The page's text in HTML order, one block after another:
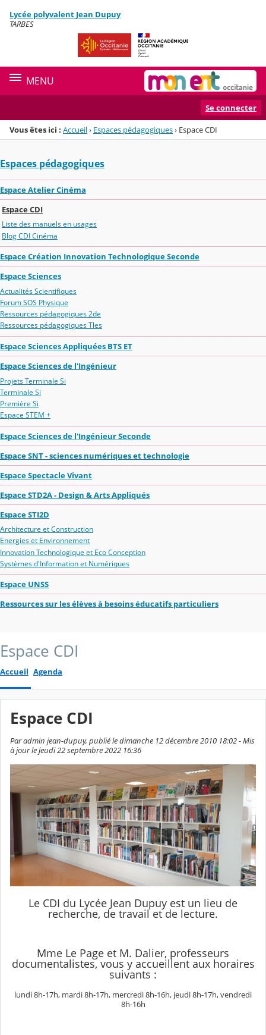
Menu de la rubrique
Contenu
Lycée polyvalent Jean Dupuy
TARBES
MENU
Se connecter
Vous êtes ici : Accueil› Espaces pédagogiques› Espace CDI
Espaces pédagogiques
Espace Atelier Cinéma
Espace CDI
Liste des manuels en usages
Blog CDI Cinéma
Espace Création Innovation Technologique Seconde
Espace Sciences
Actualités Scientifiques
Forum SOS Physique
Ressources pédagogiques 2de
Ressources pédagogiques Tles
Espace Sciences Appliquées BTS ET
Espace Sciences de l'Ingénieur
Projets Terminale Si
Terminale Si
Première Si
Espace STEM +
Espace Sciences de l'Ingénieur Seconde
Espace SNT - sciences numériques et technologie
Espace Spectacle Vivant
Espace STD2A - Design & Arts Appliqués
Espace STI2D
Architecture et Construction
Energies et Environnement
Innovation Technologique et Eco Conception
Systèmes d'Information et Numériques
Espace UNSS
Ressources sur les élèves à besoins éducatifs particuliers
Espace CDI
Accueil Agenda
Espace CDI
Par admin jean-dupuy, publié le dimanche 12 décembre 2010 18:02 - Mis
à jour le jeudi 22 septembre 2022 16:36
Le CDI du Lycée Jean Dupuy est un lieu de
recherche, de travail et de lecture.
Mme Le Page et M. Dalier, professeurs
documentalistes, vous y accueillent aux horaires
suivants :
lundi 8h-17h, mardi 8h-17h, mercredi 8h-16h, jeudi 8h-17h, vendredi
8h-16h